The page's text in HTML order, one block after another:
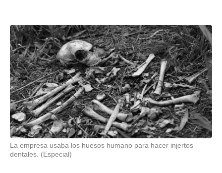
La empresa usaba los huesos humano para hacer injertos
dentales. (Especial)